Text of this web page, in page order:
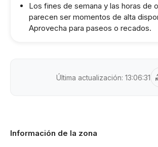
Los fines de semana y las horas de
parecen ser momentos de alta
Aprovecha para paseos o recados.
Última actualización: 13:06:31
Información de la zona